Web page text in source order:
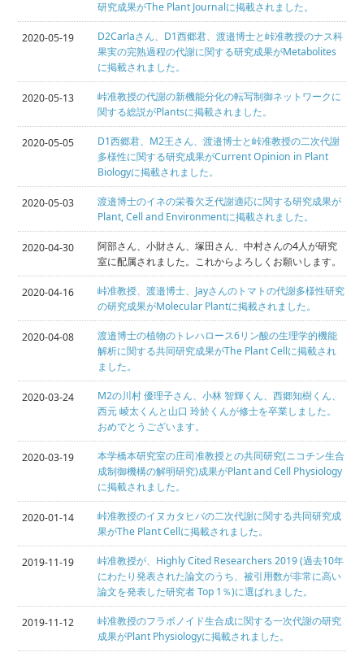
研究成果がThe Plant Journalに掲載されました。
2020-05-19
D2Carlaさん、D1西郷君、渡邉博士と峠准教授のナス科
果実の完熟過程の代謝に関する研究成果がMetabolites
に掲載されました。
2020-05-13
峠准教授の代謝の新機能分化の転写制御ネットワークに
関する総説がPlantsに掲載されました。
2020-05-05
D1西郷君、M2王さん、渡邉博士と峠准教授の二次代謝
多様性に関する研究成果がCurrent Opinion in Plant
Biologyに掲載されました。
2020-05-03
渡邉博士のイネの栄養欠乏代謝適応に関する研究成果が
Plant, Cell and Environmentに掲載されました。
2020-04-30
阿部さん、小財さん、塚田さん、中村さんの4人が研究
室に配属されました。これからよろしくお願いします。
2020-04-16
峠准教授、渡邉博士、Jayさんのトマトの代謝多様性研究
の研究成果がMolecular Plantに掲載されました。
2020-04-08
渡邉博士の植物のトレハロース6リン酸の生理学的機能
解析に関する共同研究成果がThe Plant Cellに掲載され
ました。
2020-03-24
M2の川村 優理子さん、小林 智輝くん、西郷知樹くん、
西元 崚太くんと山口 玲於くんが修士を卒業しました。
おめでとうございます。
2020-03-19
本学橋本研究室の庄司准教授との共同研究(ニコチン生合
成制御機構の解明研究)成果がPlant and Cell Physiology
に掲載されました。
2020-01-14
峠准教授のイヌカタヒバの二次代謝に関する共同研究成
果がThe Plant Cellに掲載されました。
2019-11-19
峠准教授が、Highly Cited Researchers 2019 (過去10年
にわたり発表された論文のうち、被引用数が非常に高い
論文を発表した研究者 Top 1％)に選ばれました。
2019-11-12
峠准教授のフラボノイド生合成に関する一次代謝の研究
成果がPlant Physiologyに掲載されました。